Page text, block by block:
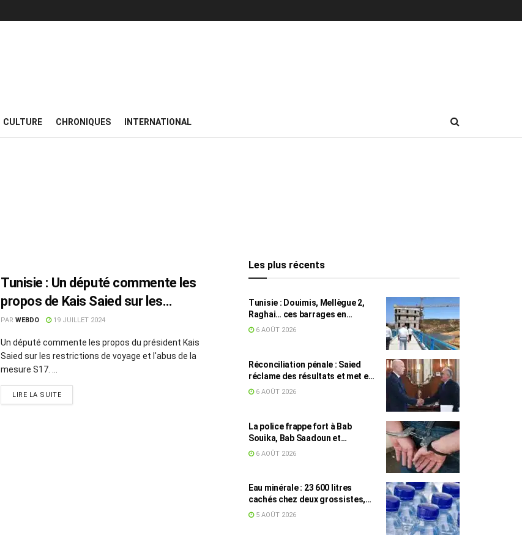
CULTURE CHRONIQUES INTERNATIONAL
Tunisie : Un député commente les
propos de Kais Saied sur les
restrictions de voyage
PAR WEBDO 19 JUILLET 2024
Un député commente les propos du président Kais
Saied sur les restrictions de voyage et l'abus de la
mesure S17. ...
LIRE LA SUITE
Les plus récents
Tunisie : Douimis, Mellègue 2,
Raghai… ces barrages en
construction qui pourraient
6 AOÛT 2026
Réconciliation pénale : Saied
réclame des résultats et met en
garde contre les retards
6 AOÛT 2026
La police frappe fort à Bab
Souika, Bab Saadoun et
Halfaouine : 15 individus
6 AOÛT 2026
Eau minérale : 23 600 litres
cachés chez deux grossistes,
les tensions persistent
5 AOÛT 2026